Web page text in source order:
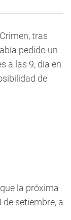
tras
pedido un
a las 9, día en
de
la próxima
setiembre, a